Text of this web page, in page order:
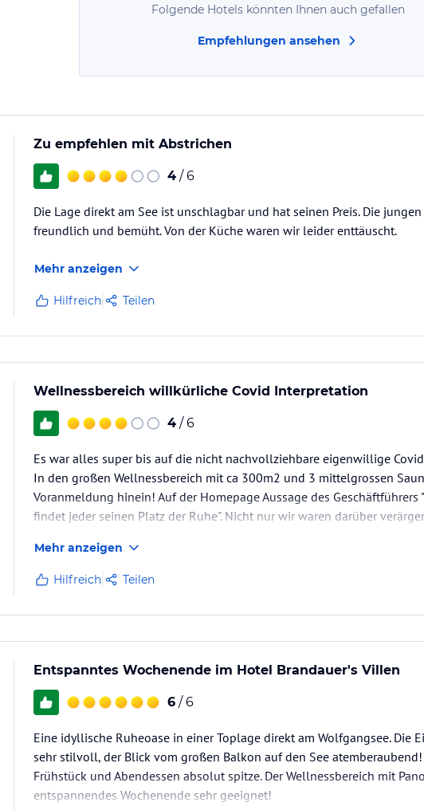
Folgende Hotels könnten Ihnen auch gefallen
Empfehlungen ansehen
Zu empfehlen mit Abstrichen
4 / 6
Die Lage direkt am See ist unschlagbar und hat seinen Preis. Die
freundlich und bemüht. Von der Küche waren wir leider enttäuscht.
Mehr anzeigen
Hilfreich Teilen
Wellnessbereich willkürliche Covid Interpretation
4 / 6
Es war alles super bis auf die nicht nachvollziehbare eigenwillige
In den großen Wellnessbereich mit ca 300m2 und 3 mittelgrossen
Voranmeldung hinein! Auf der Homepage Aussage des
findet jeder seinen Platz der Ruhe". Nicht nur wir waren darüber
Mehr anzeigen
Hilfreich Teilen
Entspanntes Wochenende im Hotel Brandauer's Villen
6 / 6
Eine idyllische Ruheoase in einer Toplage direkt am Wolfgangsee. Die
sehr stilvoll, der Blick vom großen Balkon auf den See
Frühstück und Abendessen absolut spitze. Der Wellnessbereich mit
entspannendes Wochenende sehr geeignet!